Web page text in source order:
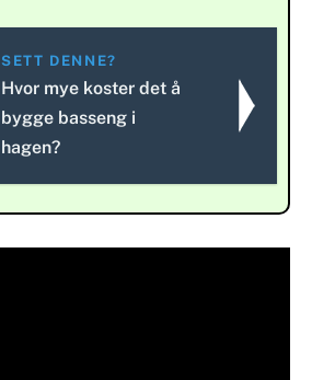
SETT DENNE?
Hvor mye koster det å
bygge basseng i
hagen?